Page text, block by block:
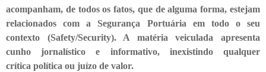
acompanham, de todos os fatos, que de alguma forma, estejam
relacionados com a Segurança Portuária em todo o seu
contexto (Safety/Security). A matéria veiculada apresenta
cunho jornalístico e informativo, inexistindo qualquer
crítica política ou juízo de valor.